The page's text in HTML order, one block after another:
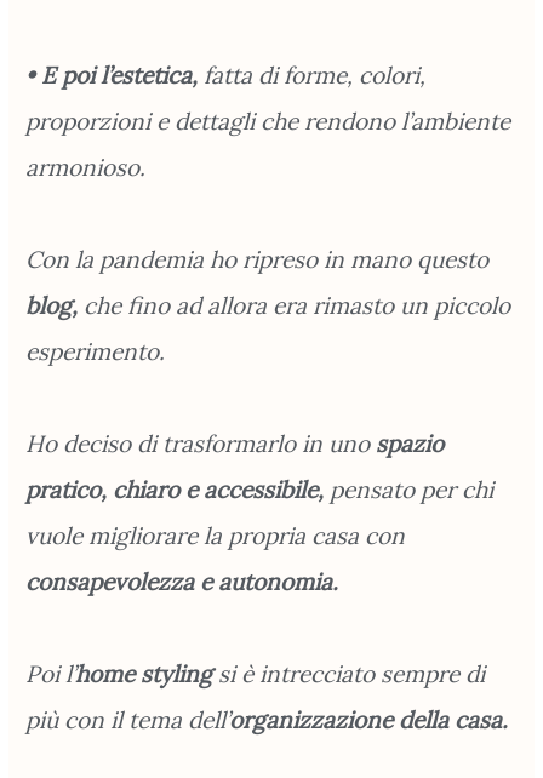
• E poi l’estetica, fatta di forme, colori,
proporzioni e dettagli che rendono l’ambiente
armonioso.
Con la pandemia ho ripreso in mano questo
blog, che fino ad allora era rimasto un piccolo
esperimento.
Ho deciso di trasformarlo in unospazio
pratico, chiaro e accessibile, pensato per chi
vuole migliorare la propria casa con
consapevolezza e autonomia.
Poi l’home stylingsi è intrecciato sempre di
più con il tema dell’organizzazione della casa.